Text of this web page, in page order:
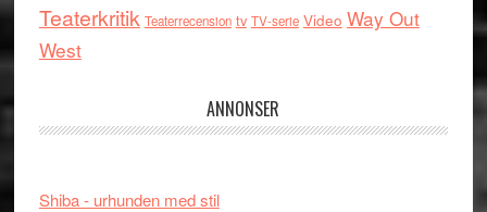
Teaterkritik Teaterrecension tv TV-serie Video Way Out
West
ANNONSER
Shiba - urhunden med stil